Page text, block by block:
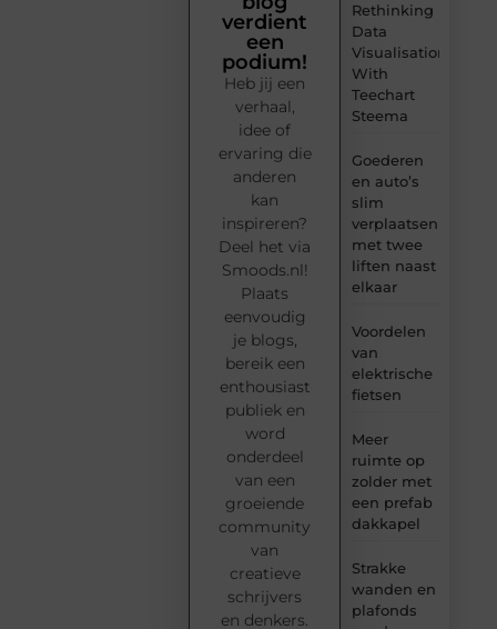
Rethinking
Data
Visualisation
With
Teechart
Steema
Goederen
en auto’s
slim
verplaatsen
met twee
liften naast
elkaar
Voordelen
van
elektrische
fietsen
Meer
ruimte op
zolder met
een prefab
dakkapel
Strakke
wanden en
plafonds
verdient
een
podium!
Heb jij een
verhaal,
idee of
ervaring die
anderen
kan
inspireren?
Deel het via
Smoods.nl!
Plaats
eenvoudig
je blogs,
bereik een
enthousiast
publiek en
word
onderdeel
van een
groeiende
community
van
creatieve
schrijvers
en denkers.